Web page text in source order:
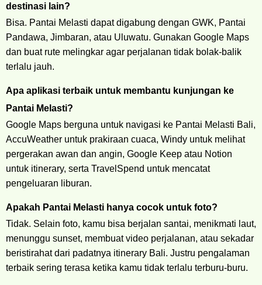
destinasi lain?
Bisa. Pantai Melasti dapat digabung dengan GWK, Pantai
Pandawa, Jimbaran, atau Uluwatu. Gunakan Google Maps
dan buat rute melingkar agar perjalanan tidak bolak-balik
terlalu jauh.
Apa aplikasi terbaik untuk membantu kunjungan ke
Pantai Melasti?
Google Maps berguna untuk navigasi ke Pantai Melasti Bali,
AccuWeather untuk prakiraan cuaca, Windy untuk melihat
pergerakan awan dan angin, Google Keep atau Notion
untuk itinerary, serta TravelSpend untuk mencatat
pengeluaran liburan.
Apakah Pantai Melasti hanya cocok untuk foto?
Tidak. Selain foto, kamu bisa berjalan santai, menikmati laut,
menunggu sunset, membuat video perjalanan, atau sekadar
beristirahat dari padatnya itinerary Bali. Justru pengalaman
terbaik sering terasa ketika kamu tidak terlalu terburu-buru.